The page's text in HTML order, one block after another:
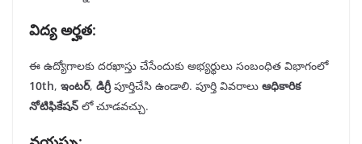
విద్య అర్హత:
ఈ ఉద్యోగాలకు దరఖాస్తు చేసేందుకు అభ్యర్థులు సంబంధిత విభాగంలో
10th, ఇంటర్, డిగ్రీపూర్తిచేసి ఉండాలి. పూర్తి వివరాలు ఆధికారిక
నోటిఫికేషన్ లో చూడవచ్చు.